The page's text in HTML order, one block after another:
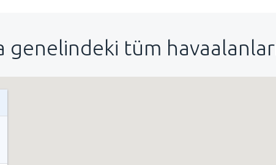
genelindeki tüm